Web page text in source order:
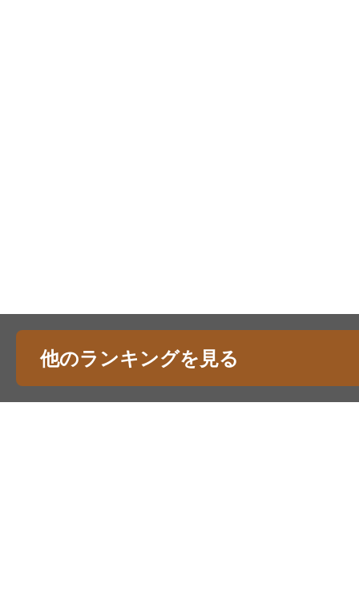
他のランキングを見る